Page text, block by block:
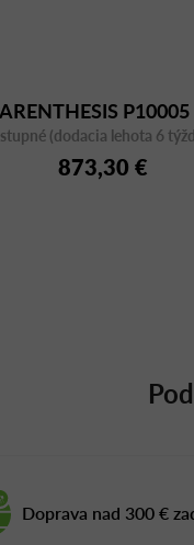
Doprava nad 300 €
P10005
(dodacia lehota 6
873,30 €